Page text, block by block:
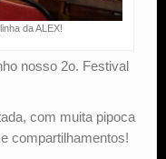
da ALEX!
nosso 2o. Festival
com muita pipoca
compartilhamentos!